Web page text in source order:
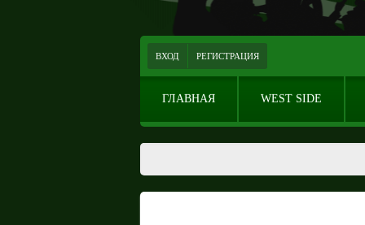
ВХОД РЕГИСТРАЦИЯ
ГЛАВНАЯ WEST SIDE